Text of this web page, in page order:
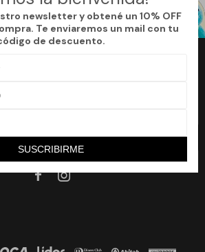
newsletter y obtené un 10% OFF
Te enviaremos un mail con tu
de descuento.
SUSCRIBIRME
y accedé a un 10% off en tu primera
SUSCRIBIRME
 